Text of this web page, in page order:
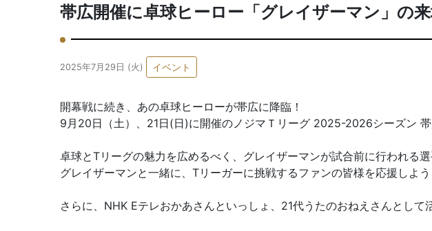
帯広開催に卓球ヒーロー「グレイザーマン」の来
2025年7月29日 (火) イベント
開幕戦に続き、あの卓球ヒーローが帯広に降臨！
9月20日（土）、21日(日)に開催のノジマＴリーグ 2025-2026シーズン
卓球とTリーグの魅力を広めるべく、グレイザーマンが試合前に行われる
グレイザーマンと一緒に、Tリーガーに挑戦するファンの皆様を応援しよう
さらに、NHK Eテレおかあさんといっしょ、21代うたのおねえさんとし